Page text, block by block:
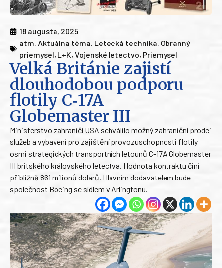
18 augusta, 2025
atm, Aktuálna téma, Letecká technika, Obranný
priemysel, L+K, Vojenské letectvo, Priemysel
Velká Británie zajistí
dlouhodobou podporu
flotily C‑17A
Globemaster III
Ministerstvo zahraničí USA schválilo možný zahraniční prodej
služeb a vybavení pro zajištění provozuschopnosti flotily
osmi strategických transportních letounů C-17A Globemaster
III britského královského letectva. Hodnota kontraktu činí
přibližně 861 milionů dolarů. Hlavním dodavatelem bude
společnost Boeing se sídlem v Arlingtonu.